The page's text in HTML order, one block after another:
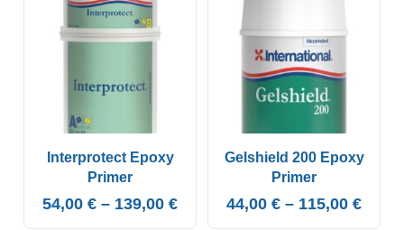
Interprotect Epoxy
Primer
54,00 € – 139,00 €
Gelshield 200 Epoxy
Primer
44,00 € – 115,00 €